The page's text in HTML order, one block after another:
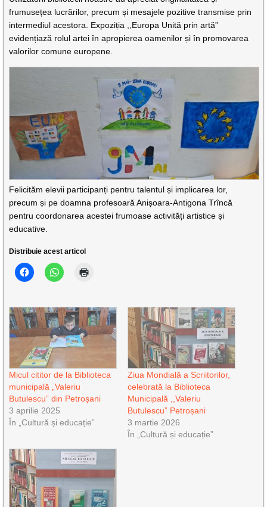
frumusețea lucrărilor, precum și mesajele pozitive transmise prin
intermediul acestora. Expoziția ,,Europa Unită prin artă”
evidențiază rolul artei în apropierea oamenilor și în promovarea
valorilor comune europene.
Felicităm elevii participanți pentru talentul și implicarea lor,
precum și pe doamna profesoară Anișoara-Antigona Trîncă
pentru coordonarea acestei frumoase activități artistice și
educative.
Distribuie acest articol
Micul cititor de la Biblioteca
municipală „Valeriu
Butulescu” din Petroșani
3 aprilie 2025
În „Cultură și educație”
Ziua Mondială a Scriitorilor,
celebrată la Biblioteca
Municipală ,,Valeriu
Butulescu” Petroșani
3 martie 2026
În „Cultură și educație”